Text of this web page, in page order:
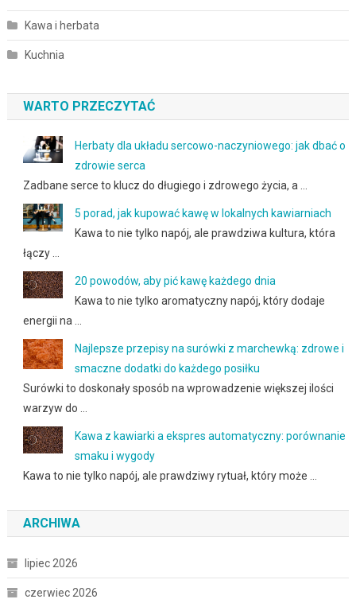
Kawa i herbata
Kuchnia
WARTO PRZECZYTAĆ
Herbaty dla układu sercowo-naczyniowego: jak dbać o
zdrowie serca
Zadbane serce to klucz do długiego i zdrowego życia, a …
5 porad, jak kupować kawę w lokalnych kawiarniach
Kawa to nie tylko napój, ale prawdziwa kultura, która
łączy …
20 powodów, aby pić kawę każdego dnia
Kawa to nie tylko aromatyczny napój, który dodaje
energii na …
Najlepsze przepisy na surówki z marchewką: zdrowe i
smaczne dodatki do każdego posiłku
Surówki to doskonały sposób na wprowadzenie większej ilości
warzyw do …
Kawa z kawiarki a ekspres automatyczny: porównanie
smaku i wygody
Kawa to nie tylko napój, ale prawdziwy rytuał, który może …
ARCHIWA
lipiec 2026
czerwiec 2026